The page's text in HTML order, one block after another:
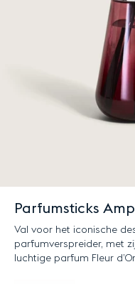
Parfumsticks
Val voor het iconische
parfumverspreider, met
luchtige parfum Fleur